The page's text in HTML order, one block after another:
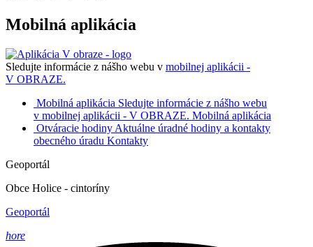
Mobilná aplikácia
Sledujte informácie z nášho webu v mobilnej aplikácii -
V OBRAZE.
Mobilná aplikácia Sledujte informácie z nášho webu
v mobilnej aplikácii - V OBRAZE. Mobilná aplikácia
Otváracie hodiny Aktuálne úradné hodiny a kontakty
obecného úradu Kontakty
Geoportál
Obce Holice - cintoríny
Geoportál
hore